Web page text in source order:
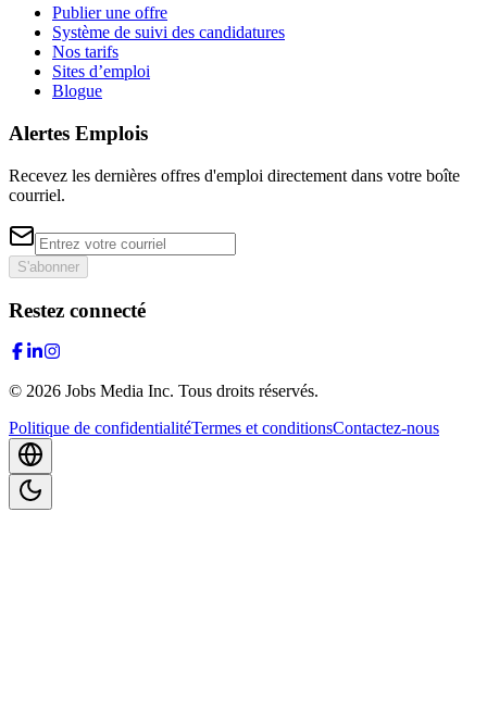
Publier une offre
Système de suivi des candidatures
Nos tarifs
Sites d’emploi
Blogue
Alertes Emplois
Recevez les dernières offres d'emploi directement dans votre boîte
courriel.
S'abonner
Restez connecté
© 2026 Jobs Media Inc. Tous droits réservés.
Politique de confidentialitéTermes et conditionsContactez-nous